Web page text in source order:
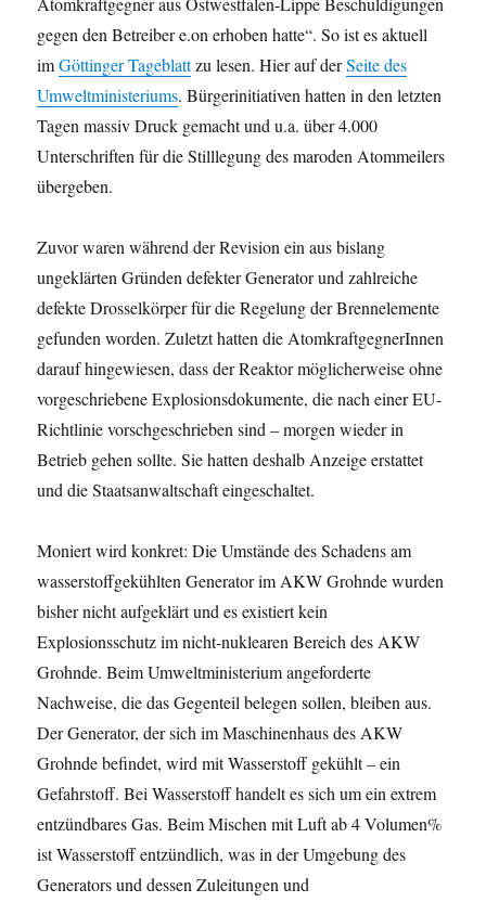
gegen den Betreiber e.on erhoben hatte“. So ist es aktuell
imGöttinger Tageblattzu lesen. Hier auf derSeite des
Umweltministeriums. Bürgerinitiativen hatten in den letzten
Tagen massiv Druck gemacht und u.a. über 4.000
Unterschriften für die Stilllegung des maroden Atommeilers
übergeben.
Zuvor waren während der Revision ein aus bislang
ungeklärten Gründen defekter Generator und zahlreiche
defekte Drosselkörper für die Regelung der Brennelemente
gefunden worden. Zuletzt hatten die AtomkraftgegnerInnen
darauf hingewiesen, dass der Reaktor möglicherweise ohne
vorgeschriebene Explosionsdokumente, die nach einer EU-
Richtlinie vorschgeschrieben sind – morgen wieder in
Betrieb gehen sollte. Sie hatten deshalb Anzeige erstattet
und die Staatsanwaltschaft eingeschaltet.
Moniert wird konkret: Die Umstände des Schadens am
wasserstoffgekühlten Generator im AKW Grohnde wurden
bisher nicht aufgeklärt und es existiert kein
Explosionsschutz im nicht-nuklearen Bereich des AKW
Grohnde. Beim Umweltministerium angeforderte
Nachweise, die das Gegenteil belegen sollen, bleiben aus.
Der Generator, der sich im Maschinenhaus des AKW
Grohnde befindet, wird mit Wasserstoff gekühlt – ein
Gefahrstoff. Bei Wasserstoff handelt es sich um ein extrem
entzündbares Gas. Beim Mischen mit Luft ab 4 Volumen%
ist Wasserstoff entzündlich, was in der Umgebung des
Generators und dessen Zuleitungen und